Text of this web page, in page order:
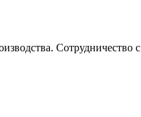
Сотрудничество с